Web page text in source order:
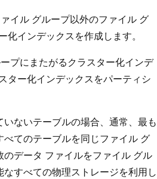
イル グループ以外のファイル グ
化インデックスを作成します。
プにまたがるクラスター化インデ
ター化インデックスをパーティシ
ないテーブルの場合、通常、最も
てのテーブルを同じファイル グ
データ ファイルをファイル グル
すべての物理ストレージを利用し